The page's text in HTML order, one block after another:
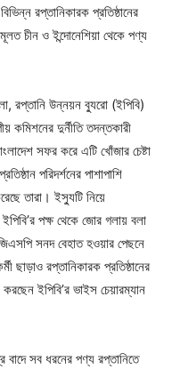
রপ্তানিকারক প্রতিষ্ঠানের
চীন ও ইন্দোনেশিয়া থেকে পণ্য
রপ্তানি উন্নয়ন ব্যুরো (ইপিবি)
কমিশনের দুর্নীতি তদন্তকারী
সফর করে এটি খোঁজার চেষ্টা
পরিদর্শনের পাশাপাশি
তারা। ইস্যুটি নিয়ে
পক্ষ থেকে জোর গলায় বলা
সনদ বেহাত হওয়ার পেছনে
ছাড়াও রপ্তানিকারক প্রতিষ্ঠানের
ইপিবি’র ভাইস চেয়ারম্যান
বাদে সব ধরনের পণ্য রপ্তানিতে